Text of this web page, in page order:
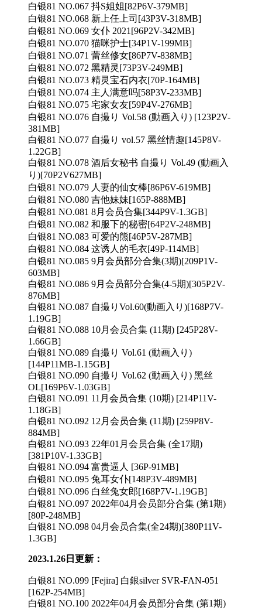
白银81 NO.067 抖S姐姐[82P6V-379MB]
白银81 NO.068 新上任上司[43P3V-318MB]
白银81 NO.069 女仆 2021[96P2V-342MB]
白银81 NO.070 猫咪护士[34P1V-199MB]
白银81 NO.071 蕾丝修女[86P7V-838MB]
白银81 NO.072 黑精灵[73P3V-249MB]
白银81 NO.073 精灵宝石内衣[70P-164MB]
白银81 NO.074 主人满意吗[58P3V-233MB]
白银81 NO.075 宅家女友[59P4V-276MB]
白银81 NO.076 自撮り Vol.58 (動画入り) [123P2V-
381MB]
白银81 NO.077 自撮り vol.57 黑丝情趣[145P8V-
1.22GB]
白银81 NO.078 酒后女秘书 自撮り Vol.49 (動画入
り)[70P2V627MB]
白银81 NO.079 人妻的仙女棒[86P6V-619MB]
白银81 NO.080 吉他妹妹[165P-888MB]
白银81 NO.081 8月会员合集[344P9V-1.3GB]
白银81 NO.082 和服下的秘密[64P2V-248MB]
白银81 NO.083 可爱的熊[46P5V-287MB]
白银81 NO.084 这诱人的毛衣[49P-114MB]
白银81 NO.085 9月会员部分合集(3期)[209P1V-
603MB]
白银81 NO.086 9月会员部分合集(4-5期)[305P2V-
876MB]
白银81 NO.087 自撮りVol.60(動画入り)[168P7V-
1.19GB]
白银81 NO.088 10月会员合集 (11期) [245P28V-
1.66GB]
白银81 NO.089 自撮り Vol.61 (動画入り)
[144P11MB-1.15GB]
白银81 NO.090 自撮り Vol.62 (動画入り) 黑丝
OL[169P6V-1.03GB]
白银81 NO.091 11月会员合集 (10期) [214P11V-
1.18GB]
白银81 NO.092 12月会员合集 (11期) [259P8V-
884MB]
白银81 NO.093 22年01月会员合集 (全17期)
[381P10V-1.33GB]
白银81 NO.094 富贵逼人 [36P-91MB]
白银81 NO.095 兔耳女仆[148P3V-489MB]
白银81 NO.096 白丝兔女郎[168P7V-1.19GB]
白银81 NO.097 2022年04月会员部分合集 (第1期)
[80P-248MB]
白银81 NO.098 04月会员合集(全24期)[380P11V-
1.3GB]
2023.1.26日更新：
白银81 NO.099 [Fejira] 白銀silver SVR-FAN-051
[162P-254MB]
白银81 NO.100 2022年04月会员部分合集 (第1期)